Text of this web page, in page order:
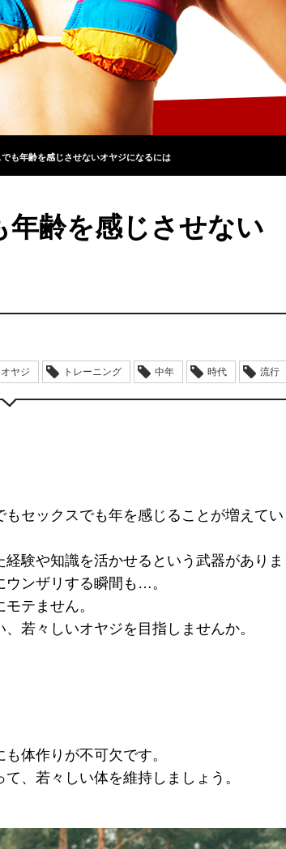
も年齢を感じさせないオヤジになるには
齢を感じさせない
オヤジ トレーニング 中年 時代 流行
セックスでも年を感じることが増えてい
験や知識を活かせるという武器がありま
ンザリする瞬間も…。
テません。
若々しいオヤジを目指しませんか。
体作りが不可欠です。
、若々しい体を維持しましょう。